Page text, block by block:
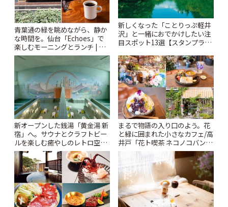
青葉通の緑を眺めながら、静か
な時間を。仙台「Echoes」で
楽しむモーニングとランチ | こ
とりっぷ
新しくなった「ことりっぷ軽井
沢」と一緒におでかけしたい注
目スポット13選【スタンプラリ
新オープンした銭湯「黄金湯 新
宿」へ。サウナとクラフトビー
ルを楽しむ癒やしのレトロ空間
| ことりっぷ
まるで物語の入り口のよう。花
と緑に囲まれた小さなカフェ/高
井戸「花ト喫茶 ネコノコバン」
| ことりっぷ